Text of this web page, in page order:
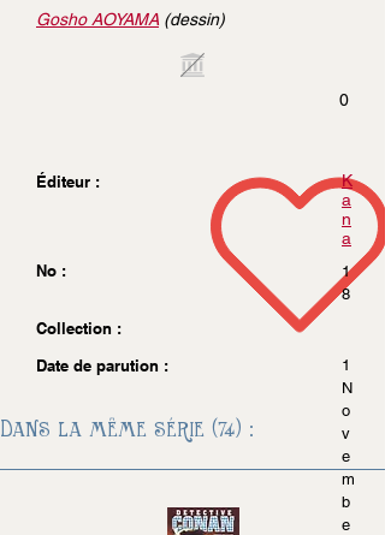
Gosho AOYAMA (dessin)
0
Éditeur :
K
a
n
a
No :
1
8
Collection :
Date de parution :
1
N
o
v
e
m
b
e
Dans la même série (74) :